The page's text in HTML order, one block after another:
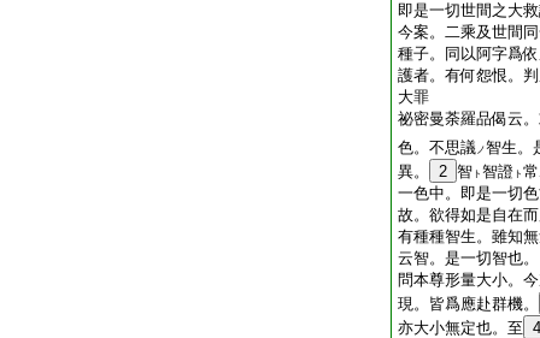
即是一切世間之大
今案。二乘及世間
種子。同以阿字爲
護者。有何怨恨。
大罪
祕密曼荼羅品偈云
色。不思議ノ智生。
異。
2 智 ト 智證 ト 常
一色中。即是一切
故。欲得如是自在
有種種智生。雖知
云智。是一切智也
問本尊形量大小。
現。皆爲應赴群機。
亦大小無定也。至 4